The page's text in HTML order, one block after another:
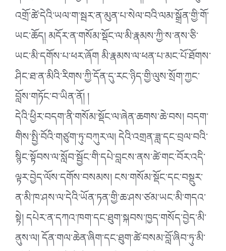
འགྲོ་ཚེ་དེའི་ཡལ་ག་སྦར་ན་མུན་པ་སེལ་བའི་ལམ་སྒྲོན་གྱི་གོ་
ཡང་ཆོད། མདོར་ན་གསོམ་སྡོང་ལ་མི་རྣམས་ཀྱི་ས་ནས་ཅི་
ཡང་མི་དགོས་པ་ཕར་ཞོག མི་རྣམས་ལ་ཕན་པ་མང་པོ་ཐོགས་
ཤིང་ཐ་ན་མིའི་རིགས་ཀྱི་དོན་དུ་རང་ཉིད་གྱི་ལུས་སྲོག་ཀྱང་
བློས་གཏོང་བ་ཡིན་ནོ། །
དེའི་ཕྱིར་བདག་ནི་གསོམ་སྡོང་ལ་ཞེན་ཆགས་ཆེ་བས། བདག་
གིས་སྤྱི་བོའི་གཙུག་ཏུ་བཀུར་ལ། དེའི་འགྲན་ཟླ་དང་བྲལ་བའི་
སྙིང་སྟོབས་ལ་སློབ་སྦྱོང་གི་དཔེ་བླངས་ནས་ཚེ་གང་བོར་འདི་
ལྟར་བྱེད་ལོས་དགོས་བསམས། ངས་གསོམ་སྡོང་དང་བསྡུར་
ན་མི་ཁ་ཤས་ལ་དེའི་ཡོན་ཏན་གྱི་ཆ་ཤས་ཙམ་ཡང་མི་གདའ་
སྟེ། དཔེར་ན་དཀའ་ཁག་དང་ཐུག་སྐབས་ཁྱད་གསོད་བྱེད་མི་
ནུས་ལ། དོན་གལ་ཆེན་ཞིག་དང་ཐུག་ཚེ་བསམ་བློ་ཞིབ་ཏུ་མི་